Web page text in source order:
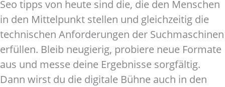
Seo tipps von heute sind die, die den Menschen
in den Mittelpunkt stellen und gleichzeitig die
technischen Anforderungen der Suchmaschinen
erfüllen. Bleib neugierig, probiere neue Formate
aus und messe deine Ergebnisse sorgfältig.
Dann wirst du die digitale Bühne auch in den